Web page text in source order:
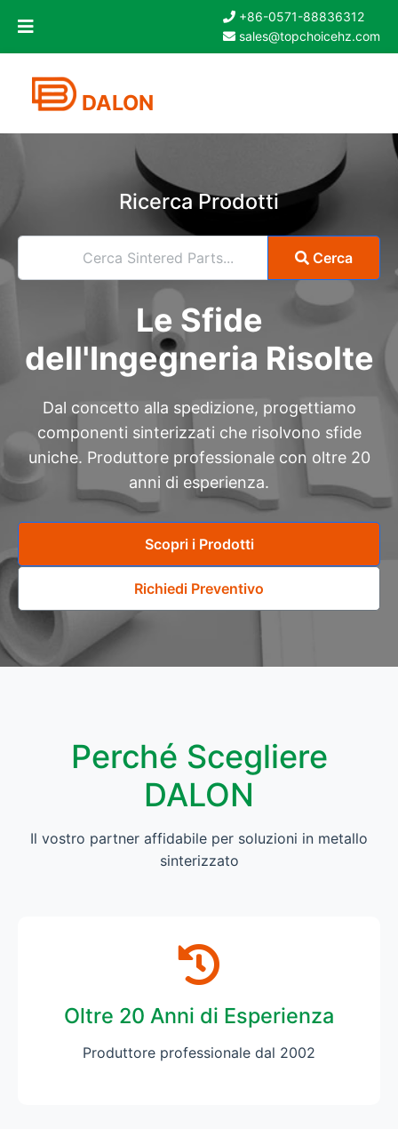
+86-0571-88836312
sales@topchoicehz.com
DALON
Ricerca Prodotti
Cerca Sintered Parts... Cerca
Le Sfide
dell'Ingegneria Risolte
Dal concetto alla spedizione, progettiamo
componenti sinterizzati che risolvono sfide
uniche. Produttore professionale con oltre 20
anni di esperienza.
Scopri i Prodotti
Richiedi Preventivo
Perché Scegliere
DALON
Il vostro partner affidabile per soluzioni in metallo
sinterizzato
Oltre 20 Anni di Esperienza
Produttore professionale dal 2002